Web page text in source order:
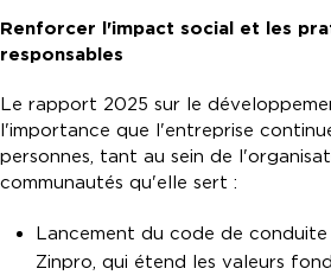
Renforcer l'impact social et les
responsables
Le rapport 2025 sur le
l'importance que l'entreprise
personnes, tant au sein de
communautés qu'elle sert :
Lancement du code de conduite
Zinpro, qui étend les valeurs